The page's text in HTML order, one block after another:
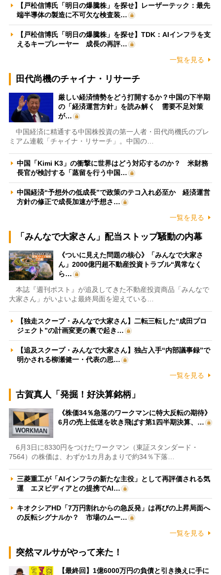
【戸松信博氏「明日の爆騰株」を探せ】レーザーテック：最先
端半導体の製造に不可欠な検査装…
【戸松信博氏「明日の爆騰株」を探せ】TDK：AIインフラを支
えるキープレーヤー 成長の再評…
一覧を見る
田代尚機のチャイナ・リサーチ
厳しい経済情勢をどう打開するか？中国の下半期
の「経済運営方針」を読み解く 需要不足対策
が…
中国経済に精通する中国株投資の第一人者・田代尚機氏のプレ
ミアム連載「チャイナ・リサーチ」。中国の…
中国「Kimi K3」の衝撃に世界はどう対応するのか？ 米財務
長官が検討する「蒸留を行う中国…
中国経済“予想外の低成長”で政策のテコ入れ必至か 経済運営
方針の修正で成長加速が予想さ…
一覧を見る
「みんなで大家さん」配当ストップ騒動の内幕
《ついに見えた問題の核心》「みんなで大家さ
ん」2000億円超不動産投資トラブル“異常なく
ら…
本誌『週刊ポスト』が追及してきた不動産投資商品「みんなで
大家さん」がいよいよ最終局面を迎えている…
【独走スクープ・みんなで大家さん】二転三転した“成田プロ
ジェクト”の計画変更の裏で起き…
【追及スクープ・みんなで大家さん】独占入手“内部議事録”で
明かされる柳瀬健一・代表の思…
一覧を見る
古賀真人「発掘！好決算銘柄」
《株価34％急落のワークマンに特大反転の期待》
6月の売上低迷を吹き飛ばす第1四半期決算、…
6月3日に8330円をつけたワークマン（東証スタンダード・
7564）の株価は、わずか1カ月あまりで約34％下落…
三菱重工が「AIインフラの新たな主役」として再評価される気
運 エヌビディアとの提携でAI…
キオクシアHD「7万円割れからの急反発」は再びの上昇局面へ
の反転シグナルか？ 市場のムー…
一覧を見る
突然マルサがやって来た！
【最終回】1億6000万円の負債と引き換えに手に